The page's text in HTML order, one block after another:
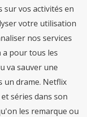
sur vos activités en
votre utilisation
nos services
a pour tous les
va sauver une
un drame. Netflix
séries dans son
les remarque ou